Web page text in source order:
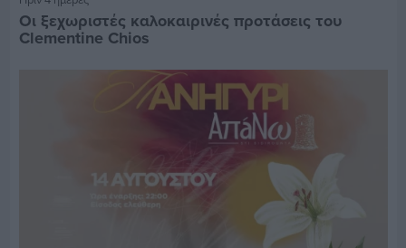
Οι ξεχωριστές καλοκαιρινές προτάσεις του
Clementine Chios